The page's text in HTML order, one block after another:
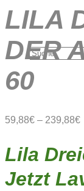
Suche
LILA
DER
60
59,88€ – 239,88€
Lila
Jetzt